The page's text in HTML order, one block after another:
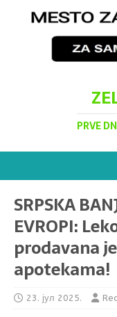
PRVE
SRPSKA
EVROPI:
prodavana
apotekama!
23. јул 2025.